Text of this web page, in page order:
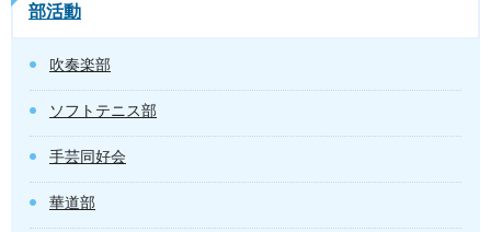
部活動
吹奏楽部
ソフトテニス部
手芸同好会
華道部